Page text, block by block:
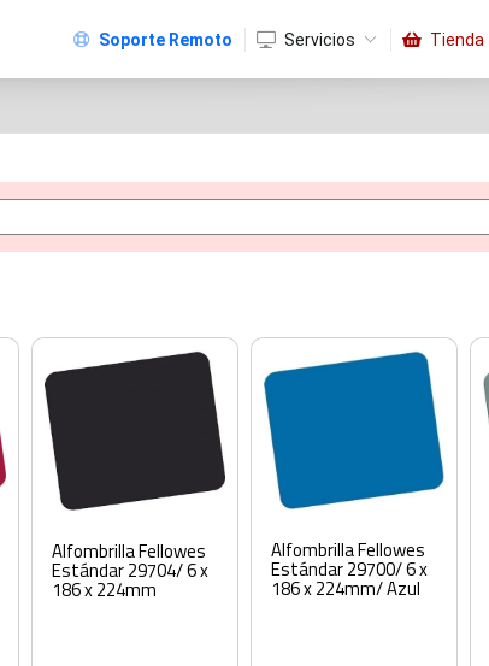
Soporte Remoto Servicios Tienda
Alfombrilla Fellowes
Estándar 29704/ 6 x
186 x 224mm
Alfombrilla Fellowes
Estándar 29700/ 6 x
186 x 224mm/ Azul